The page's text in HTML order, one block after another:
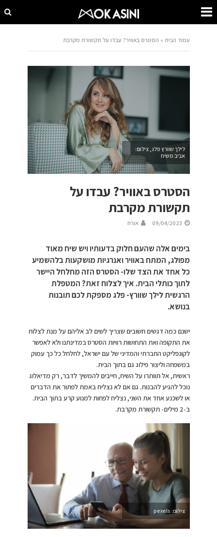
עמוד הבית » הסטרס באוויר? עבדו על תקשורת מקרבת
לילך שוורץ פלג, צילום:
אביב משיח
הסטרס באוויר? עבדו על
תקשורת מקרבת
09/04/2023 אורח
בימים אלה שהעם חלוק בדעותיו ויש שיח מאוד
מפולג, המתח באוויר ואנרגיות מושקעות בלהשמיע
כל אחד את הצד שלו- הסטרס הזה מחלחל היישר
לתוך כותלי הבית. איך לצלוח זאת? המטפלת
הרגשית לילך שוורץ- פלג מספקת לכם תובנות
בנושא.
ישנם כמה דגשים חשובים שצריך לשים לב אליהם על מנת לצלוח
את התקופה ואת התחושות רוויות הסטרס במדינתנו ולא לאפשר
לקונפליקט החברתי והמדיני של עם ישראל, לחלחל כל כך עמוק
במשפחה וליצור פילוג גם בתוך הבית.
ראשית, אל תוותרו על השיח, חייבים להמשיך לדבר, רק מדיאלוג
נוכל להגיע להבנות. גם אם לא נצליח באמת לפתור את הדברים
או לשכנע אחד את השני, נצליח לפחות למנוע קרע בתוך הבית.
ב-2 מילים- תקשורת מקרבת.
צילום: pexels